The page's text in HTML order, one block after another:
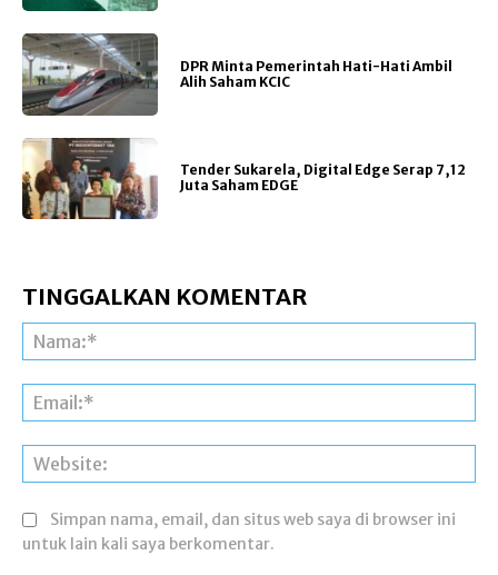
DPR Minta Pemerintah Hati-Hati Ambil
Alih Saham KCIC
Tender Sukarela, Digital Edge Serap 7,12
Juta Saham EDGE
TINGGALKAN KOMENTAR
Simpan nama, email, dan situs web saya di browser ini
untuk lain kali saya berkomentar.